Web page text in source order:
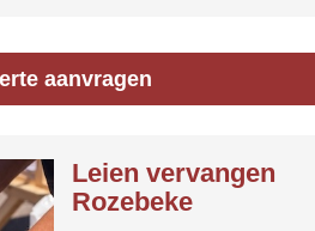
aanvragen
Leien vervangen
Rozebeke